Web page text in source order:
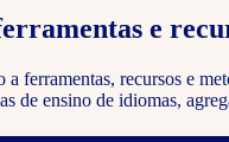
e
a ferramentas, recursos e
de ensino de idiomas,